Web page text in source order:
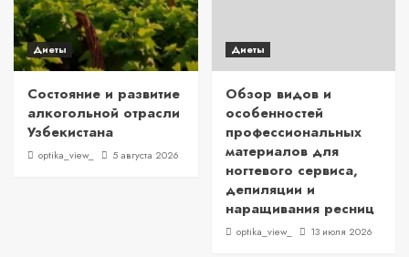
Диеты
Состояние и развитие
алкогольной отрасли
Узбекистана
optika_view_ 5 августа 2026
Диеты
Обзор видов и
особенностей
профессиональных
материалов для
ногтевого сервиса,
депиляции и
наращивания ресниц
optika_view_ 13 июля 2026